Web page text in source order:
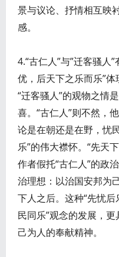
景与议论、抒情相互映
感。
4.“古仁人”与”迁客骚人
优，后天下之乐而乐”
“迁客骚人”的观物之情
喜。“古仁人”则不然，
论是在朝还是在野，忧
乐”的伟大襟怀。“先天
作者假托“古仁人”的政
治理想：以治国安邦为
下人之后。这种“先忧
民同乐”观念的发展，
己为人的奉献精神。